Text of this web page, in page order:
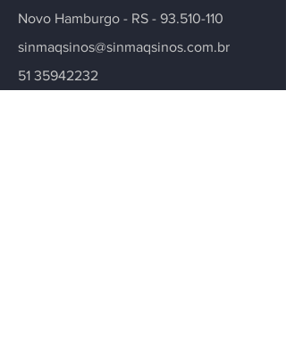
Novo Hamburgo - RS - 93.510-110
sinmaqsinos@sinmaqsinos.com.br
51 35942232